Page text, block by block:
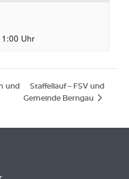
Uhr
und
Staffellauf – FSV und
Gemeinde Berngau